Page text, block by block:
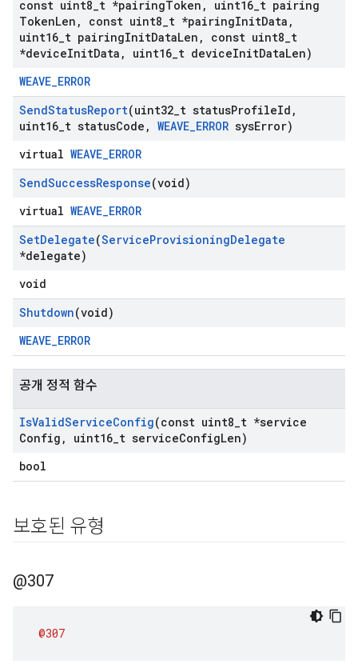
const uint8 t *pairingToken , uint16 t pairing
TokenLen , const uint8 t *pairingInitData ,
uint16 t pairingInitDataLen , const uint8 t
*deviceInitData , uint16 t deviceInitDataLen)
WEAVE_ERROR
SendStatusReport(uint32 t statusProfileId ,
uint16 t statusCode , WEAVE_ERROR sysError)
virtual WEAVE_ERROR
SendSuccessResponse(void)
virtual WEAVE_ERROR
SetDelegate(ServiceProvisioningDelegate
*delegate)
void
Shutdown(void)
WEAVE_ERROR
공개 정적 함수
IsValidServiceConfig(const uint8 t *service
Config , uint16 t serviceConfigLen)
bool
보호된 유형
@307
@307